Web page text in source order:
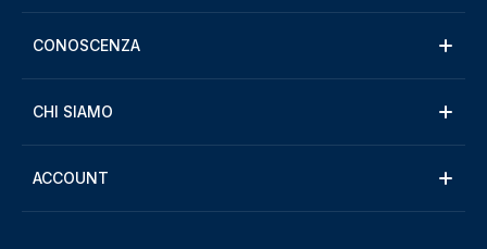
CONOSCENZA
CHI SIAMO
ACCOUNT